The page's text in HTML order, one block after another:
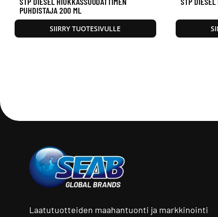
PUHDISTAJA 200 ML
SIIRRY TUOTESIVULLE
Laatutuotteiden maahantuonti ja markkinointi